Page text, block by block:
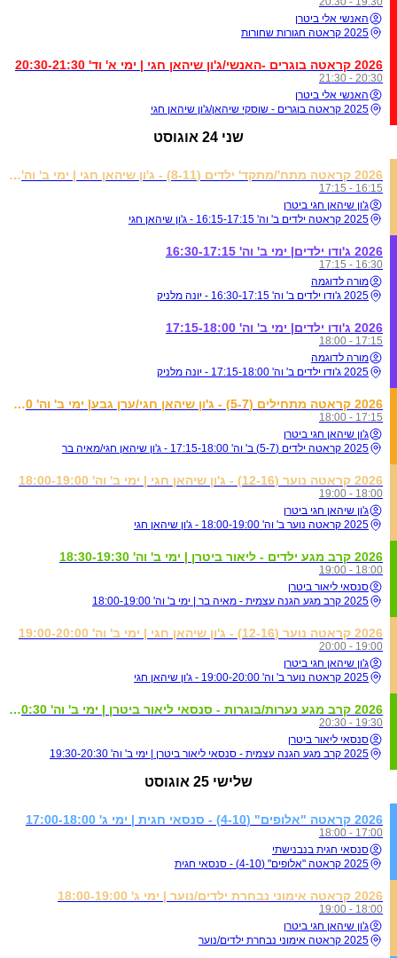
האנשי אלי ביטרן
2025 קראטה חגורות שחורות
2026 קראטה בוגרים -האנשי/ג'ון שיהאן חגי | ימי א' וד' 20:30-21:30
20:30 - 21:30
האנשי אלי ביטרן
2025 קראטה בוגרים - שוסקי שיהאן/ג'ון שיהאן חגי
שני 24 אוגוסט
2026 קראטה מתח'/מתקד' ילדים (8-11) - ג'ון שיהאן חגי | ימי ב' וה' 16:15-17:15
16:15 - 17:15
ג'ון שיהאן חגי ביטרן
2025 קראטה ילדים ב' וה' 16:15-17:15 - ג'ון שיהאן חגי
2026 ג'ודו ילדים| ימי ב' וה' 16:30-17:15
16:30 - 17:15
מורה לדוגמה
2025 ג'ודו ילדים ב' וה' 16:30-17:15 - יונה מלניק
2026 ג'ודו ילדים| ימי ב' וה' 17:15-18:00
17:15 - 18:00
מורה לדוגמה
2025 ג'ודו ילדים ב' וה' 17:15-18:00 - יונה מלניק
2026 קראטה מתחילים (5-7) - ג'ון שיהאן חגי/ערן גבע| ימי ב' וה' 17:15-18:00
17:15 - 18:00
ג'ון שיהאן חגי ביטרן
2025 קראטה ילדים (5-7) ב' וה' 17:15-18:00 - ג'ון שיהאן חגי/מאיה בר
2026 קראטה נוער (12-16) - ג'ון שיהאן חגי | ימי ב' וה' 18:00-19:00
18:00 - 19:00
ג'ון שיהאן חגי ביטרן
2025 קראטה נוער ב' וה' 18:00-19:00 - ג'ון שיהאן חגי
2026 קרב מגע ילדים - ליאור ביטרן | ימי ב' וה' 18:30-19:30
18:00 - 19:00
סנסאי ליאור ביטרן
2025 קרב מגע הגנה עצמית - מאיה בר | ימי ב' וה' 18:00-19:00
2026 קראטה נוער (12-16) - ג'ון שיהאן חגי | ימי ב' וה' 19:00-20:00
19:00 - 20:00
ג'ון שיהאן חגי ביטרן
2025 קראטה נוער ב' וה' 19:00-20:00 - ג'ון שיהאן חגי
2026 קרב מגע נערות/בוגרות - סנסאי ליאור ביטרן | ימי ב' וה' 19:30-20:30
19:30 - 20:30
סנסאי ליאור ביטרן
2025 קרב מגע הגנה עצמית - סנסאי ליאור ביטרן | ימי ב' וה' 19:30-20:30
שלישי 25 אוגוסט
2026 קראטה "אלופים" (4-10) - סנסאי חגית | ימי ג' 17:00-18:00
17:00 - 18:00
סנסאי חגית בנבנישתי
2025 קראטה "אלופים" (4-10) - סנסאי חגית
2026 קראטה אימוני נבחרת ילדים/נוער | ימי ג' 18:00-19:00
18:00 - 19:00
ג'ון שיהאן חגי ביטרן
2025 קראטה אימוני נבחרת ילדים/נוער